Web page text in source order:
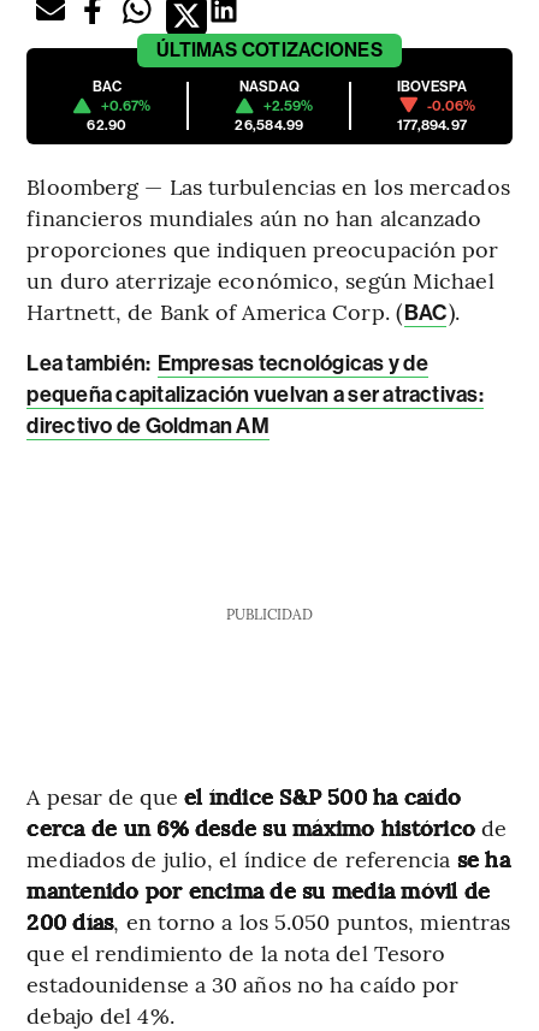
ÚLTIMAS COTIZACIONES
BAC
+0.67%
62.90
NASDAQ
+2.59%
26,584.99
IBOVESPA
-0.06%
177,894.97
Bloomberg — Las turbulencias en los mercados
financieros mundiales aún no han alcanzado
proporciones que indiquen preocupación por
un duro aterrizaje económico, según Michael
Hartnett, de Bank of America Corp. (BAC).
Lea también: Empresas tecnológicas y de
pequeña capitalización vuelvan a ser atractivas:
directivo de Goldman AM
PUBLICIDAD
A pesar de que el índice S&P 500 ha caído
cerca de un 6% desde su máximo histórico de
mediados de julio, el índice de referencia se ha
mantenido por encima de su media móvil de
200 días, en torno a los 5.050 puntos, mientras
que el rendimiento de la nota del Tesoro
estadounidense a 30 años no ha caído por
debajo del 4%.